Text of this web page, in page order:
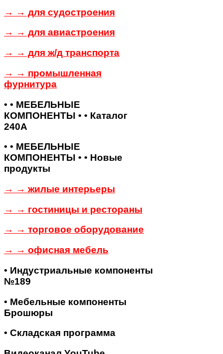
→ → для судостроения
→ → для авиастроения
→ → для ж/д транспорта
→ → промышленная
фурнитура
• • МЕБЕЛЬНЫЕ
КОМПОНЕНТЫ • • Каталог
240А
• • МЕБЕЛЬНЫЕ
КОМПОНЕНТЫ • • Новые
продукты
→ → жилые интерьеры
→ → гостиницы и рестораны
→ → торговое оборудование
→ → офисная мебель
• Индустриальные компоненты
№189
• Мебельные компоненты
Брошюры
• Складская программа